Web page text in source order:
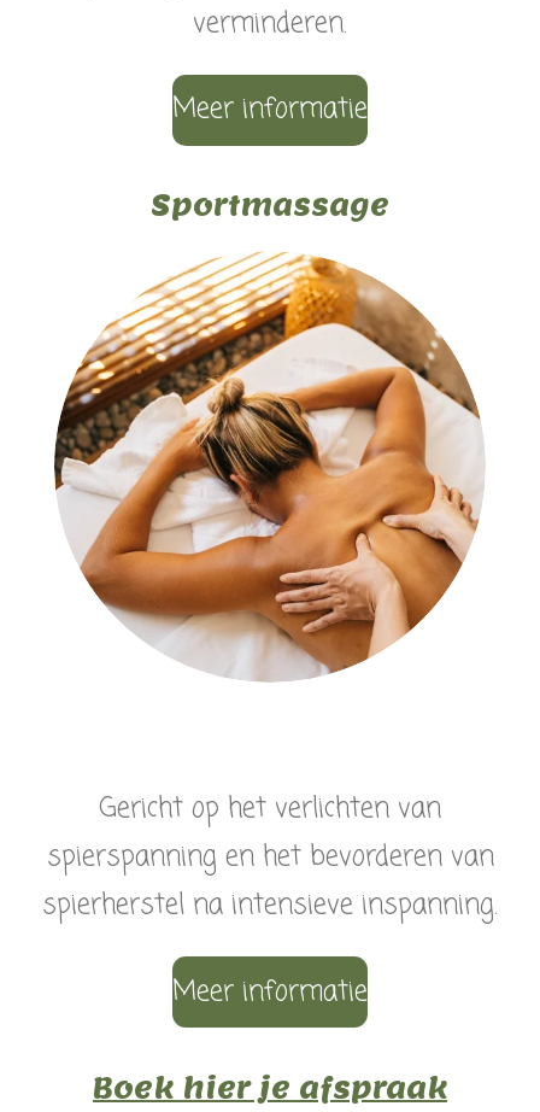
verminderen.
Meer informatie
Sportmassage
Gericht op het verlichten van
spierspanning en het bevorderen van
spierherstel na intensieve inspanning.
Meer informatie
Boek hier je afspraak